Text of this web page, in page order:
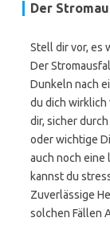
Der
Stell dir vor, es
Der
Dunkeln nach
du dich wirklich
dir, sicher
oder wichtige
auch noch
kannst du
Zuverlässige
solchen Fällen